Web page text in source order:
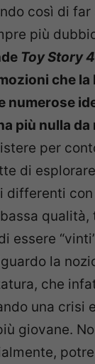
così di
più
Toy Story 4
che
numerose
più nulla
per
di
essere
la
che
una crisi
giovane.